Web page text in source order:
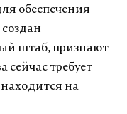
обеспечения
штаб, признают
сейчас требует
на